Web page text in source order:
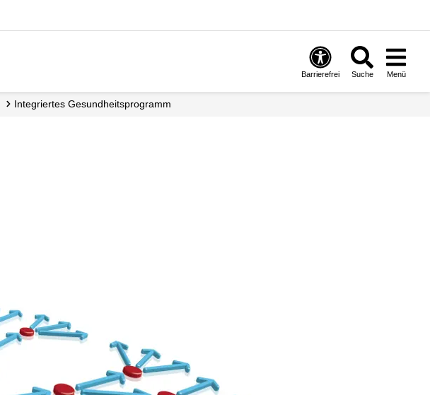
Barrierefrei Suche Menü
Integriertes Gesundheitsprogramm